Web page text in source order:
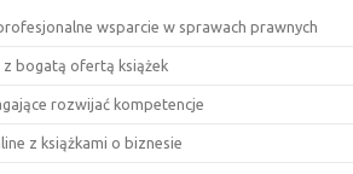
wsparcie w sprawach prawnych
bogatą ofertą książek
rozwijać kompetencje
z książkami o biznesie